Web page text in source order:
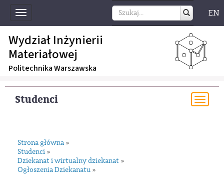
Toggle
navigation
EN
Wydział Inżynierii
Materiałowej
Politechnika Warszawska
Studenci
Strona główna »
Studenci »
Dziekanat i wirtualny dziekanat »
Ogłoszenia Dziekanatu »